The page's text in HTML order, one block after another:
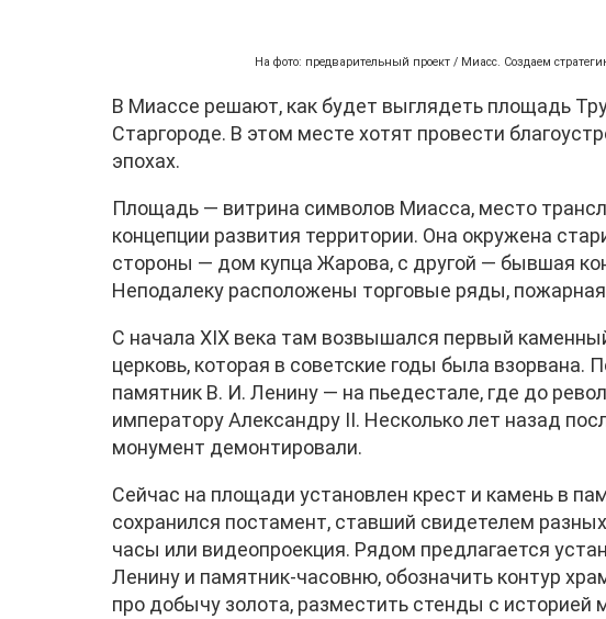
На фото: предварительный проект / Миасс. Создаем
В Миассе решают, как будет выглядеть площадь
Старгороде. В этом месте хотят провести
эпохах.
Площадь — витрина символов Миасса, место
концепции развития территории. Она окружена
стороны — дом купца Жарова, с другой — бывшая
Неподалеку расположены торговые ряды,
С начала XIX века там возвышался первый
церковь, которая в советские годы была взорвана.
памятник В. И. Ленину — на пьедестале, где до
императору Александру II. Несколько лет назад
монумент демонтировали.
Сейчас на площади установлен крест и камень в
сохранился постамент, ставший свидетелем
часы или видеопроекция. Рядом предлагается
Ленину и памятник-часовню, обозначить контур
про добычу золота, разместить стенды с историей